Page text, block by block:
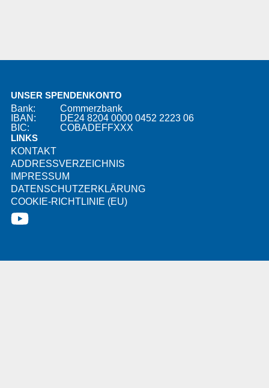
UNSER SPENDENKONTO
Bank:
Commerzbank
IBAN:
DE24 8204 0000 0452 2223 06
BIC:
COBADEFFXXX
LINKS
KONTAKT
ADDRESSVERZEICHNIS
IMPRESSUM
DATENSCHUTZERKLÄRUNG
COOKIE-RICHTLINIE (EU)